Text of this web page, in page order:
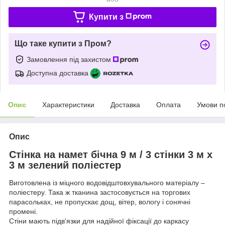
Купити з
Що таке купити з Пром?
Замовлення під захистом
Доступна доставка
Опис Характеристики Доставка Оплата Умови
Опис
Стінка на намет бічна 9 м / 3 стінки 3 м х
3 м зелений поліестер
Виготовлена із міцного водовідштовхувального матеріалу –
поліестеру. Така ж тканина застосовується на торгових
парасольках, не пропускає дощ, вітер, вологу і сонячні
промені.
Стіни мають підв'язки для надійної фіксації до каркасу